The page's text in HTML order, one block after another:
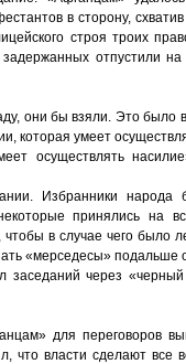
в сторону,
строя троих
отпустили
они бы взяли. Это было
которая умеет
осуществлять
Избранники народа
принялись на
в случае чего было
«мерседесы»
через
для переговоров
что власти сделают все